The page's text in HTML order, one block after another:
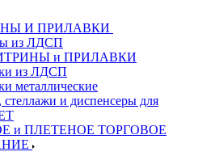
И ПРИЛАВКИ
из ЛДСП
и ПРИЛАВКИ
из ЛДСП
металлические
и диспенсеры для
и ПЛЕТЕНОЕ ТОРГОВОЕ